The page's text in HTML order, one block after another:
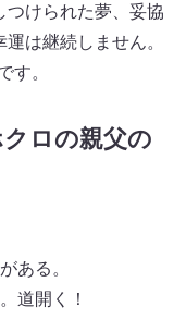
つけられた夢、妥協
は継続しません。
す。
ロの親父の
ある。
道開く！